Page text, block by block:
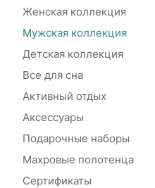
Женская коллекция
Мужская коллекция
Детская коллекция
Все для сна
Активный отдых
Аксессуары
Подарочные наборы
Махровые полотенца
Сертификаты